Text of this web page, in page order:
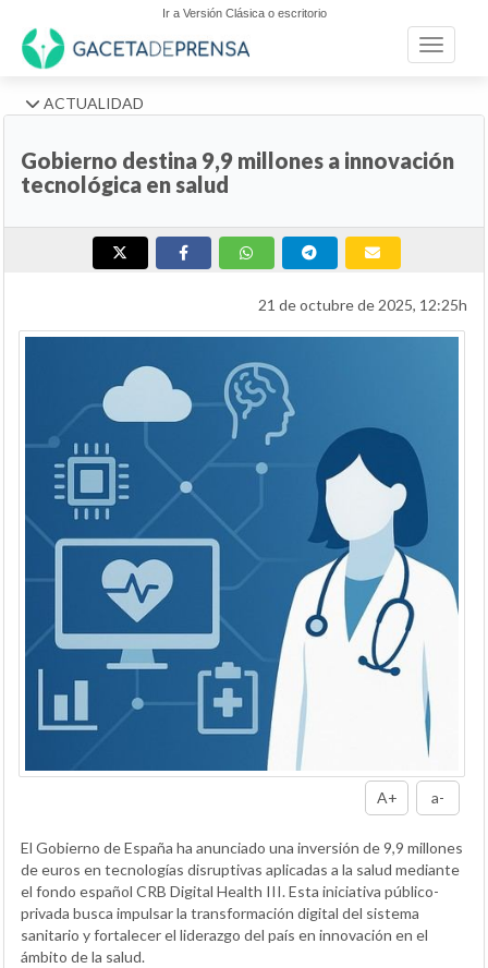
Ir a Versión Clásica o escritorio
Toggle
ACTUALIDAD
Gobierno destina 9,9 millones a innovación
tecnológica en salud
21 de octubre de 2025, 12:25h
A+ a-
El Gobierno de España ha anunciado una inversión de 9,9 millones
de euros en tecnologías disruptivas aplicadas a la salud mediante
el fondo español CRB Digital Health III. Esta iniciativa público-
privada busca impulsar la transformación digital del sistema
sanitario y fortalecer el liderazgo del país en innovación en el
ámbito de la salud.